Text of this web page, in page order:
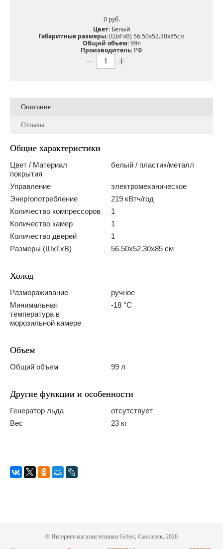
0 pуб.
Цвет:Белый
Габаритные размеры:(ШхГхВ) 56.50х52.30х85см
Общий объем:99л
Производитель: РФ
Описание
Отзывы
Общие характеристики
Цвет / Материал
покрытия
белый / пластик/металл
Управление
электромеханическое
Энергопотребление
219 кВтч/год
Количество компрессоров
1
Количество камер
1
Количество дверей
1
Размеры (ШхГхВ)
56.50х52.30х85 см
Холод
Размораживание
ручное
Минимальная
температура в
морозильной камере
-18 °C
Объем
Общий объем 99 л
Другие функции и особенности
Генератор льда
отсутствует
Вес
23 кг
© Интернет-магазин техники Gefest, Смоленск, 2026